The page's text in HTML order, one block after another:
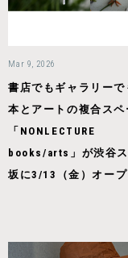
Mar 9, 2026
書店でもギャラリーで
本とアートの複合スペ
「NONLECTURE
books/arts」が渋谷
坂に3/13（金）オープ